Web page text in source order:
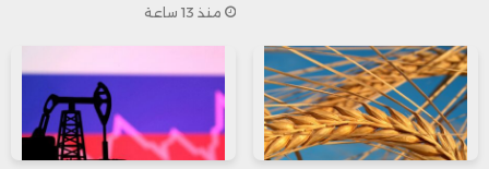
منذ 13 ساعة